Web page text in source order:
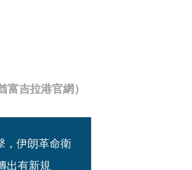
吉拉港官網）
，伊朗革命衛
出有新規